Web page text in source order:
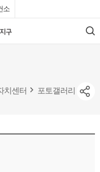
소
검
색
치센터 포토갤러리